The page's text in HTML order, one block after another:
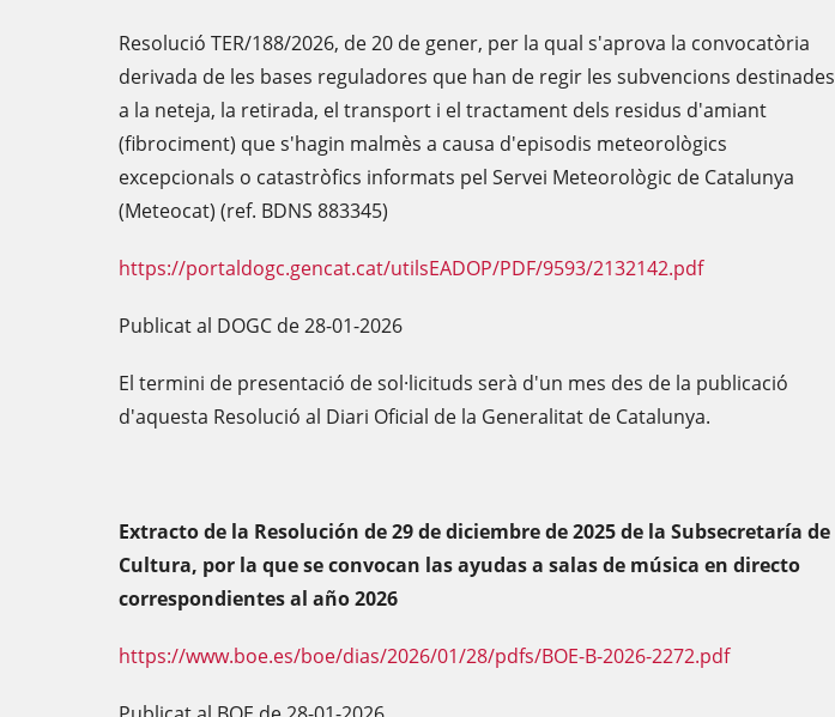
Resolució TER/188/2026, de 20 de gener, per la qual s'aprova la convocatòria
derivada de les bases reguladores que han de regir les subvencions destinades
a la neteja, la retirada, el transport i el tractament dels residus d'amiant
(fibrociment) que s'hagin malmès a causa d'episodis meteorològics
excepcionals o catastròfics informats pel Servei Meteorològic de Catalunya
(Meteocat) (ref. BDNS 883345)
https://portaldogc.gencat.cat/utilsEADOP/PDF/9593/2132142.pdf
Publicat al DOGC de 28-01-2026
El termini de presentació de sol·licituds serà d'un mes des de la publicació
d'aquesta Resolució al Diari Oficial de la Generalitat de Catalunya.
Extracto de la Resolución de 29 de diciembre de 2025 de la Subsecretaría de
Cultura, por la que se convocan las ayudas a salas de música en directo
correspondientes al año 2026
https://www.boe.es/boe/dias/2026/01/28/pdfs/BOE-B-2026-2272.pdf